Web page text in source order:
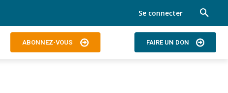
Se connecter
ABONNEZ-VOUS FAIRE UN DON